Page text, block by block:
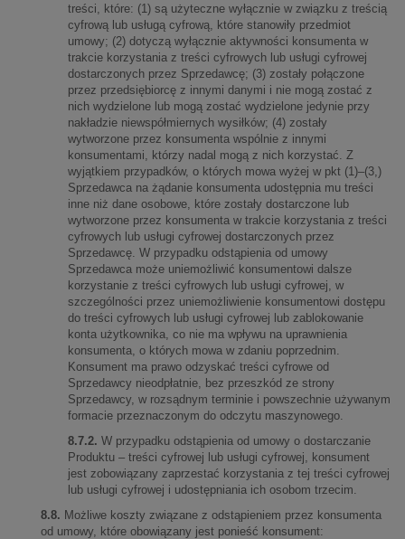
treści, które: (1) są użyteczne wyłącznie w związku z treścią
cyfrową lub usługą cyfrową, które stanowiły przedmiot
umowy; (2) dotyczą wyłącznie aktywności konsumenta w
trakcie korzystania z treści cyfrowych lub usługi cyfrowej
dostarczonych przez Sprzedawcę; (3) zostały połączone
przez przedsiębiorcę z innymi danymi i nie mogą zostać z
nich wydzielone lub mogą zostać wydzielone jedynie przy
nakładzie niewspółmiernych wysiłków; (4) zostały
wytworzone przez konsumenta wspólnie z innymi
konsumentami, którzy nadal mogą z nich korzystać. Z
wyjątkiem przypadków, o których mowa wyżej w pkt (1)–(3,)
Sprzedawca na żądanie konsumenta udostępnia mu treści
inne niż dane osobowe, które zostały dostarczone lub
wytworzone przez konsumenta w trakcie korzystania z treści
cyfrowych lub usługi cyfrowej dostarczonych przez
Sprzedawcę. W przypadku odstąpienia od umowy
Sprzedawca może uniemożliwić konsumentowi dalsze
korzystanie z treści cyfrowych lub usługi cyfrowej, w
szczególności przez uniemożliwienie konsumentowi dostępu
do treści cyfrowych lub usługi cyfrowej lub zablokowanie
konta użytkownika, co nie ma wpływu na uprawnienia
konsumenta, o których mowa w zdaniu poprzednim.
Konsument ma prawo odzyskać treści cyfrowe od
Sprzedawcy nieodpłatnie, bez przeszkód ze strony
Sprzedawcy, w rozsądnym terminie i powszechnie używanym
formacie przeznaczonym do odczytu maszynowego.
8.7.2. W przypadku odstąpienia od umowy o dostarczanie
Produktu – treści cyfrowej lub usługi cyfrowej, konsument
jest zobowiązany zaprzestać korzystania z tej treści cyfrowej
lub usługi cyfrowej i udostępniania ich osobom trzecim.
8.8. Możliwe koszty związane z odstąpieniem przez konsumenta
od umowy, które obowiązany jest ponieść konsument: